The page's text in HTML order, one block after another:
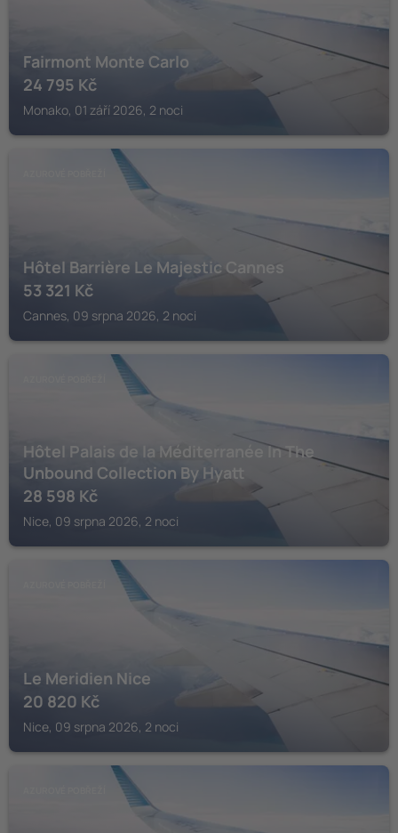
Fairmont Monte Carlo
24 795 Kč
Monako, 01 září 2026, 2 noci
Hôtel Barrière Le Majestic Cannes
53 321 Kč
Cannes, 09 srpna 2026, 2 noci
Hôtel Palais de la Méditerranée In The
Unbound Collection By Hyatt
28 598 Kč
Nice, 09 srpna 2026, 2 noci
Le Meridien Nice
20 820 Kč
Nice, 09 srpna 2026, 2 noci